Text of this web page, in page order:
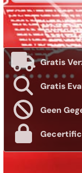
Gratis
Gratis
Geen